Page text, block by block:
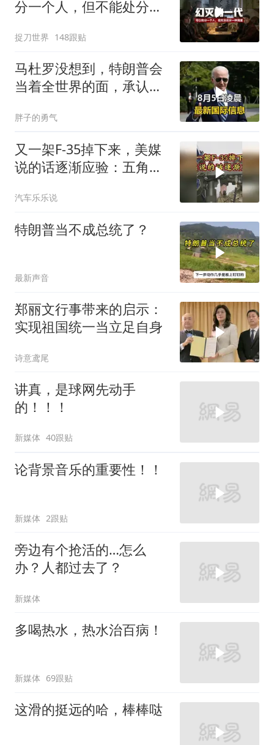
分一个人，但不能处分一
捉刀世界 148跟贴
马杜罗没想到，特朗普会
当着全世界的面，承认一
胖子的勇气
又一架F-35掉下来，美媒
说的话逐渐应验：五角大
汽车乐乐说
特朗普当不成总统了？
最新声音
郑丽文行事带来的启示：
实现祖国统一当立足自身
诗意鸢尾
讲真，是球网先动手
的！！！
新媒体 40跟贴
论背景音乐的重要性！！
新媒体 2跟贴
旁边有个抢活的…怎么
办？人都过去了？
新媒体
多喝热水，热水治百病！
新媒体 69跟贴
这滑的挺远的哈，棒棒哒